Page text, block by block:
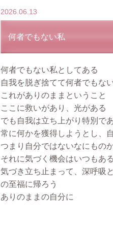
2026.06.13
何者でもない私
何者でもない私としてある
自我を脱ぎ捨てて何者でもな
これがありのままということ
ここに救いがあり、光がある
でも自我は立ち上がり特別で
常に何かを獲得しようとし、
つまり自分ではないなにもの
それに気づく機会はいつもある
気づき立ち止まって、深呼吸
の至福に帰ろう
ありのままの自分に